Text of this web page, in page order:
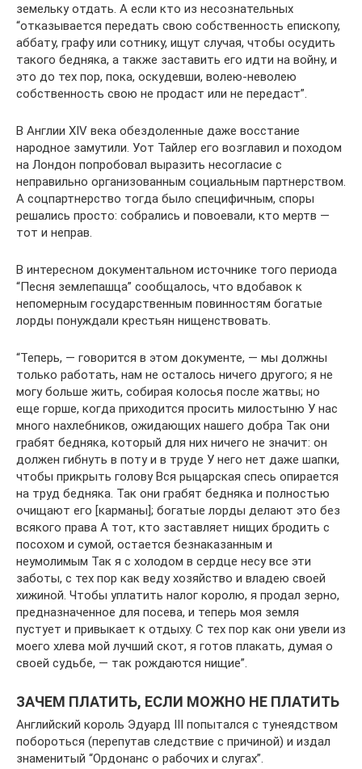
земельку отдать. А если кто из несознательных
“отказывается передать свою собственность епископу,
аббату, графу или сотнику, ищут случая, чтобы осудить
такого бедняка, а также заставить его идти на войну, и
это до тех пор, пока, оскудевши, волею-неволею
собственность свою не продаст или не передаст”.
В Англии XIV века обездоленные даже восстание
народное замутили. Уот Тайлер его возглавил и походом
на Лондон попробовал выразить несогласие с
неправильно организованным социальным партнерством.
А соцпартнерство тогда было специфичным, споры
решались просто: собрались и повоевали, кто мертв —
тот и неправ.
В интересном документальном источнике того периода
“Песня землепашца” сообщалось, что вдобавок к
непомерным государственным повинностям богатые
лорды понуждали крестьян нищенствовать.
“Теперь, — говорится в этом документе, — мы должны
только работать, нам не осталось ничего другого; я не
могу больше жить, собирая колосья после жатвы; но
еще горше, когда приходится просить милостыню У нас
много нахлебников, ожидающих нашего добра Так они
грабят бедняка, который для них ничего не значит: он
должен гибнуть в поту и в труде У него нет даже шапки,
чтобы прикрыть голову Вся рыцарская спесь опирается
на труд бедняка. Так они грабят бедняка и полностью
очищают его [карманы]; богатые лорды делают это без
всякого права А тот, кто заставляет нищих бродить с
посохом и сумой, остается безнаказанным и
неумолимым Так я с холодом в сердце несу все эти
заботы, с тех пор как веду хозяйство и владею своей
хижиной. Чтобы уплатить налог королю, я продал зерно,
предназначенное для посева, и теперь моя земля
пустует и привыкает к отдыху. С тех пор как они увели из
моего хлева мой лучший скот, я готов плакать, думая о
своей судьбе, — так рождаются нищие”.
ЗАЧЕМ ПЛАТИТЬ, ЕСЛИ МОЖНО НЕ ПЛАТИТЬ
Английский король Эдуард III попытался с тунеядством
побороться (перепутав следствие с причиной) и издал
знаменитый “Ордонанс о рабочих и слугах”.